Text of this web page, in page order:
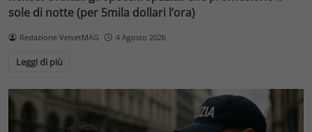
sole di notte (per 5mila dollari l’ora)
Redazione VelvetMAG 4 Agosto 2026
Leggi di più